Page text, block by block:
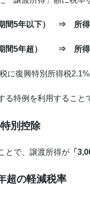
間5年以下） ⇒ 所得
期間5年超） ⇒ 所得
に復興特別所得税2.1%
る特例を利用すること
別控除
とで、譲渡所得が 「
の軽減税率